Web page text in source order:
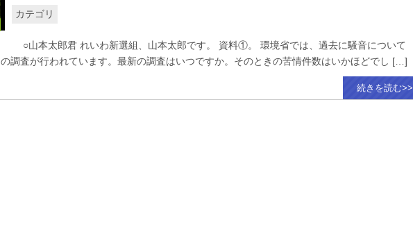
カテゴリ
○山本太郎君 れいわ新選組、山本太郎です。 資料①。 環境省では、過去に騒音について
の調査が行われています。最新の調査はいつですか。そのときの苦情件数はいかほどでし […]
続きを読む>>